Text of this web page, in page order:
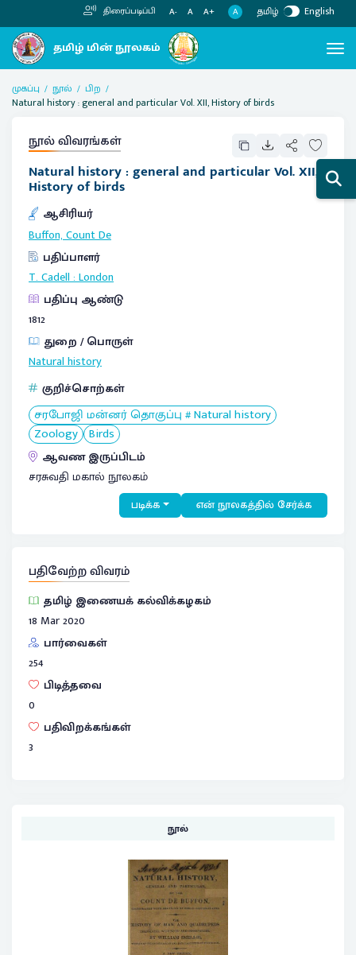
திரைப்படிப்பி A- A A+ A தமிழ் English
முகப்பு நூல்
பிற
Natural history : general and particular Vol. XII, History of birds
நூல் விவரங்கள்
Natural history : general and particular Vol. XII,
History of birds
ஆசிரியர்
Buffon, Count De
பதிப்பாளர்
T. Cadell:London
பதிப்பு ஆண்டு
1812
துறை / பொருள்
Natural history
குறிச்சொற்கள்
சரபோஜி மன்னர் தொகுப்பு # Natural history
Zoology Birds
ஆவண இருப்பிடம்
சரசுவதி மகால் நூலகம்
படிக்க என் நூலகத்தில் சேர்க்க
பதிவேற்ற விவரம்
தமிழ் இணையக் கல்விக்கழகம்
18 Mar 2020
பார்வைகள்
254
பிடித்தவை
0
பதிவிறக்கங்கள்
3
நூல்